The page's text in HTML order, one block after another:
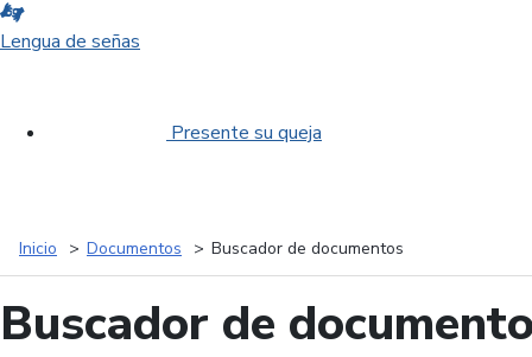
Lengua de señas
Presente su queja
Inicio Documentos Buscador de documentos
Buscador de